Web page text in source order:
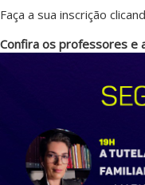
Faça a sua inscrição
Confira os professores e